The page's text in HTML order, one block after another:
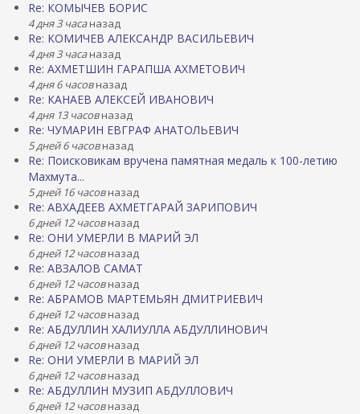
Re: КОМЫЧЕВ БОРИС
4 дня 3 часаназад
Re: КОМИЧЕВ АЛЕКСАНДР ВАСИЛЬЕВИЧ
4 дня 3 часаназад
Re: АХМЕТШИН ГАРАПША АХМЕТОВИЧ
4 дня 6 часовназад
Re: КАНАЕВ АЛЕКСЕЙ ИВАНОВИЧ
4 дня 13 часовназад
Re: ЧУМАРИН ЕВГРАФ АНАТОЛЬЕВИЧ
5 дней 6 часовназад
Re: Поисковикам вручена памятная медаль к 100-летию
Махмута...
5 дней 16 часовназад
Re: АВХАДЕЕВ АХМЕТГАРАЙ ЗАРИПОВИЧ
6 дней 12 часовназад
Re: ОНИ УМЕРЛИ В МАРИЙ ЭЛ
6 дней 12 часовназад
Re: АВЗАЛОВ САМАТ
6 дней 12 часовназад
Re: АБРАМОВ МАРТЕМЬЯН ДМИТРИЕВИЧ
6 дней 12 часовназад
Re: АБДУЛЛИН ХАЛИУЛЛА АБДУЛЛИНОВИЧ
6 дней 12 часовназад
Re: ОНИ УМЕРЛИ В МАРИЙ ЭЛ
6 дней 12 часовназад
Re: АБДУЛЛИН МУЗИП АБДУЛЛОВИЧ
6 дней 12 часовназад